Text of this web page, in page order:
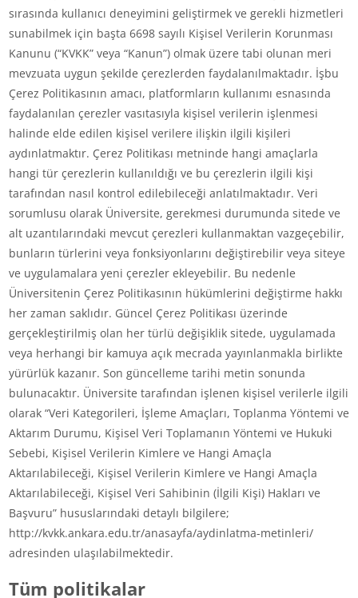
sırasında kullanıcı deneyimini geliştirmek ve gerekli hizmetleri
sunabilmek için başta 6698 sayılı Kişisel Verilerin Korunması
Kanunu (“KVKK” veya “Kanun”) olmak üzere tabi olunan meri
mevzuata uygun şekilde çerezlerden faydalanılmaktadır. İşbu
Çerez Politikasının amacı, platformların kullanımı esnasında
faydalanılan çerezler vasıtasıyla kişisel verilerin işlenmesi
halinde elde edilen kişisel verilere ilişkin ilgili kişileri
aydınlatmaktır. Çerez Politikası metninde hangi amaçlarla
hangi tür çerezlerin kullanıldığı ve bu çerezlerin ilgili kişi
tarafından nasıl kontrol edilebileceği anlatılmaktadır. Veri
sorumlusu olarak Üniversite, gerekmesi durumunda sitede ve
alt uzantılarındaki mevcut çerezleri kullanmaktan vazgeçebilir,
bunların türlerini veya fonksiyonlarını değiştirebilir veya siteye
ve uygulamalara yeni çerezler ekleyebilir. Bu nedenle
Üniversitenin Çerez Politikasının hükümlerini değiştirme hakkı
her zaman saklıdır. Güncel Çerez Politikası üzerinde
gerçekleştirilmiş olan her türlü değişiklik sitede, uygulamada
veya herhangi bir kamuya açık mecrada yayınlanmakla birlikte
yürürlük kazanır. Son güncelleme tarihi metin sonunda
bulunacaktır. Üniversite tarafından işlenen kişisel verilerle ilgili
olarak “Veri Kategorileri, İşleme Amaçları, Toplanma Yöntemi ve
Aktarım Durumu, Kişisel Veri Toplamanın Yöntemi ve Hukuki
Sebebi, Kişisel Verilerin Kimlere ve Hangi Amaçla
Aktarılabileceği, Kişisel Verilerin Kimlere ve Hangi Amaçla
Aktarılabileceği, Kişisel Veri Sahibinin (İlgili Kişi) Hakları ve
Başvuru” hususlarındaki detaylı bilgilere;
http://kvkk.ankara.edu.tr/anasayfa/aydinlatma-metinleri/
adresinden ulaşılabilmektedir.
Tüm politikalar